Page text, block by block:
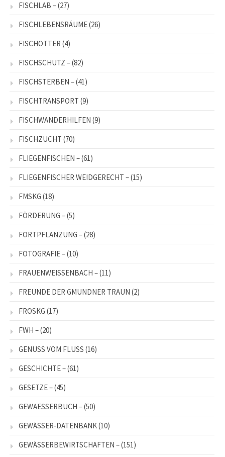
FISCHLAB –(27)
FISCHLEBENSRÄUME(26)
FISCHOTTER (4)
FISCHSCHUTZ –(82)
FISCHSTERBEN –(41)
FISCHTRANSPORT (9)
FISCHWANDERHILFEN (9)
FISCHZUCHT (70)
FLIEGENFISCHEN –(61)
FLIEGENFISCHER WEIDGERECHT –(15)
FMSKG (18)
FÖRDERUNG –(5)
FORTPFLANZUNG –(28)
FOTOGRAFIE –(10)
FRAUENWEISSENBACH –(11)
FREUNDE DER GMUNDNER TRAUN (2)
FROSKG (17)
FWH –(20)
GENUSS VOM FLUSS (16)
GESCHICHTE –(61)
GESETZE –(45)
GEWAESSERBUCH –(50)
GEWÄSSER-DATENBANK(10)
GEWÄSSERBEWIRTSCHAFTEN –(151)